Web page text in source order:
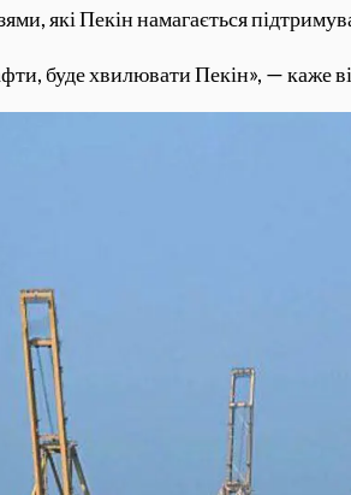
які Пекін намагається
буде хвилювати Пекін», — каже